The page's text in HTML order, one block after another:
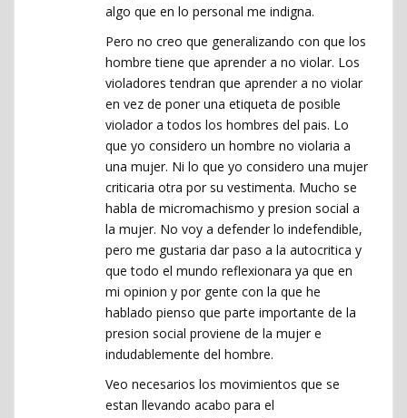
algo que en lo personal me indigna.
Pero no creo que generalizando con que los
hombre tiene que aprender a no violar. Los
violadores tendran que aprender a no violar
en vez de poner una etiqueta de posible
violador a todos los hombres del pais. Lo
que yo considero un hombre no violaria a
una mujer. Ni lo que yo considero una mujer
criticaria otra por su vestimenta. Mucho se
habla de micromachismo y presion social a
la mujer. No voy a defender lo indefendible,
pero me gustaria dar paso a la autocritica y
que todo el mundo reflexionara ya que en
mi opinion y por gente con la que he
hablado pienso que parte importante de la
presion social proviene de la mujer e
indudablemente del hombre.
Veo necesarios los movimientos que se
estan llevando acabo para el